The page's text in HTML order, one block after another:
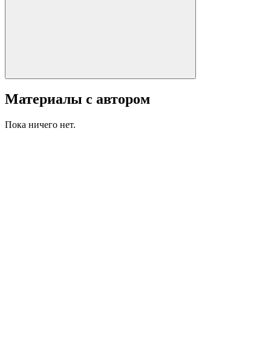
Материалы с автором
Пока ничего нет.